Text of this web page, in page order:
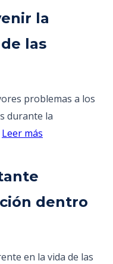
la
las
problemas a los
durante la
Leer más
dentro
en la vida de las